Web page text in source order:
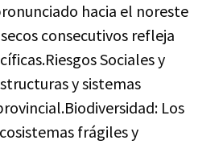
hacia el noreste
consecutivos refleja
Sociales y
y sistemas
Los
frágiles y